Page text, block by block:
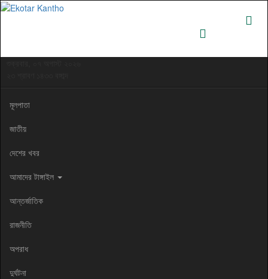
মূলপাতা
জাতীয়
দেশের খবর
আমাদের টাঙ্গাইল
আন্তর্জাতিক
রাজনীতি
অপরাধ
দুর্ঘটনা